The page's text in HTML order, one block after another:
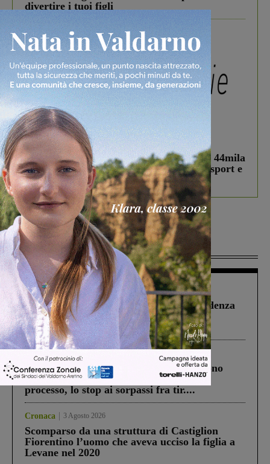
divertire i tuoi figli
In vetrina 3 Agosto 2026
Estra Notizie agosto: Smart Cities, oltre 44mila
studenti coinvolti, torna il bando per lo sport e
debutta il podcast Estrair
Più lette
Figline Incisa Valdarno 1 Agosto 2026
Piscina di Figline finanziata oltre la scadenza
Pnrr, il gruppo di Fratelli d’Italia: “Un
ringraziamento al Governo”
Un anno fa la strage in A1 in cui morirono
Gianni, Giulia e Franco. Lo schianto, il
processo, lo stop ai sorpassi fra tir....
Cronaca 3 Agosto 2026
Scomparso da una struttura di Castiglion
Fiorentino l’uomo che aveva ucciso la figlia a
Levane nel 2020